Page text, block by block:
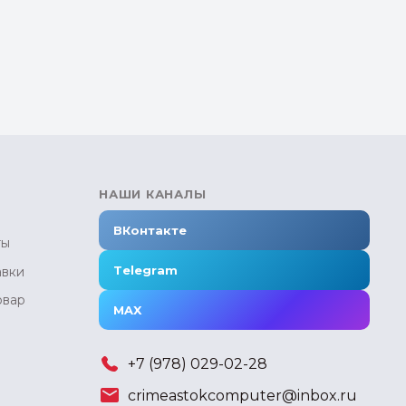
НАШИ КАНАЛЫ
ВКонтакте
Telegram
MAX
+7 (978) 029-02-28
crimeastokcomputer@inbox.ru